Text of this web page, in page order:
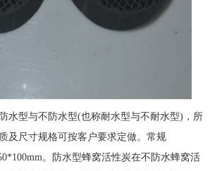
水型与不防水型(也称耐水型与不耐水型)，所
及尺寸规格可按客户要求定做。常规
。防水型蜂窝活性炭在不防水蜂窝活